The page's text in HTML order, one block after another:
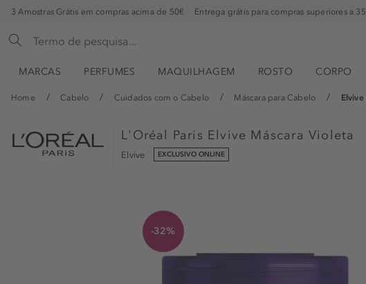
3 Amostras Grátis em compras acima de 50€ Entrega grátis para compras superiores a
MARCAS PERFUMES MAQUILHAGEM ROSTO CORPO
Home Cabelo Cuidados com o Cabelo Máscara para Cabelo
L'Oréal Paris Elvive Máscara Violeta
Elvive EXCLUSIVO ONLINE
-32%